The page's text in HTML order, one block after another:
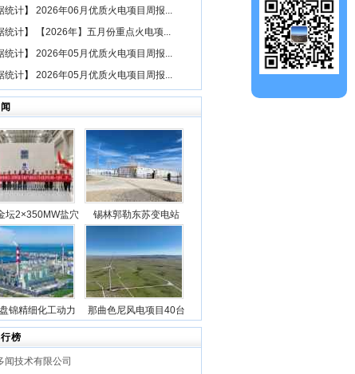
统计】 2026年06月优质火电项目周报...
统计】
【2026年】五月份重点火电项...
统计】 2026年05月优质火电项目周报...
统计】 2026年05月优质火电项目周报...
坛2×350MW盐穴
气储能发电项目2
透平机冲转一次
成功
锡林郭勒东苏变电站
动100万千瓦/400万千瓦
时电源侧储能电站成功
并网
锦精细化工动力
5台锅炉全部点火
成功
那曲色尼风电项目40台
榜
闻技术有限公司